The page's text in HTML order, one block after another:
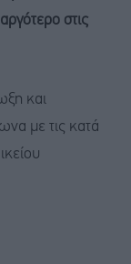
στις
και
με τις κατά